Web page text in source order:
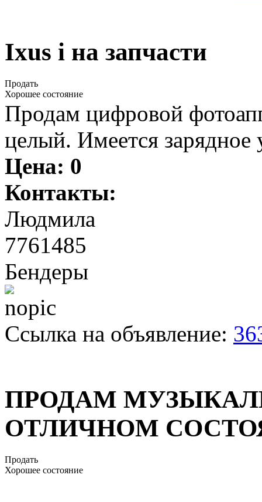
Ixus i на запчасти
Продать
Хорошее состояние
Продам цифровой
целый. Имеется зарядное
Цена: 0
Контакты:
Людмила
7761485
Бендеры
Ссылка на объявление:
ПРОДАМ
ОТЛИЧНОМ
Продать
Хорошее состояние